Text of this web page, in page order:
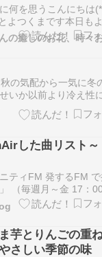
何を思うこんにちは
よつくまです本日も
間どんどん育ってい
驚かされます。画像
徐々に近づく冬の足
葉が落ち始めます。
の気配から一気に冬
いか以前より冷え性
ックジムなどで以前
たが、それでも妙に
ると良いという話を
した曲リスト～
ティFM 発するFM
（毎週月～金 17：
日） 今日11/7生放送
ありがとうございま
マは おすすめの紅葉
芋とりんごの重
さしい季節の味